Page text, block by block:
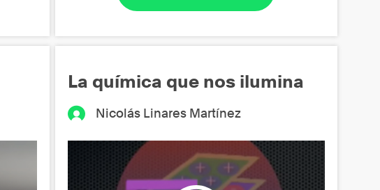
La química que nos ilumina
Nicolás Linares Martínez